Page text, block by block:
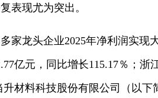
表现尤为突出。
家龙头企业2025年净利润实现
亿元，同比增长115.17％；
升材料科技股份有限公司（以